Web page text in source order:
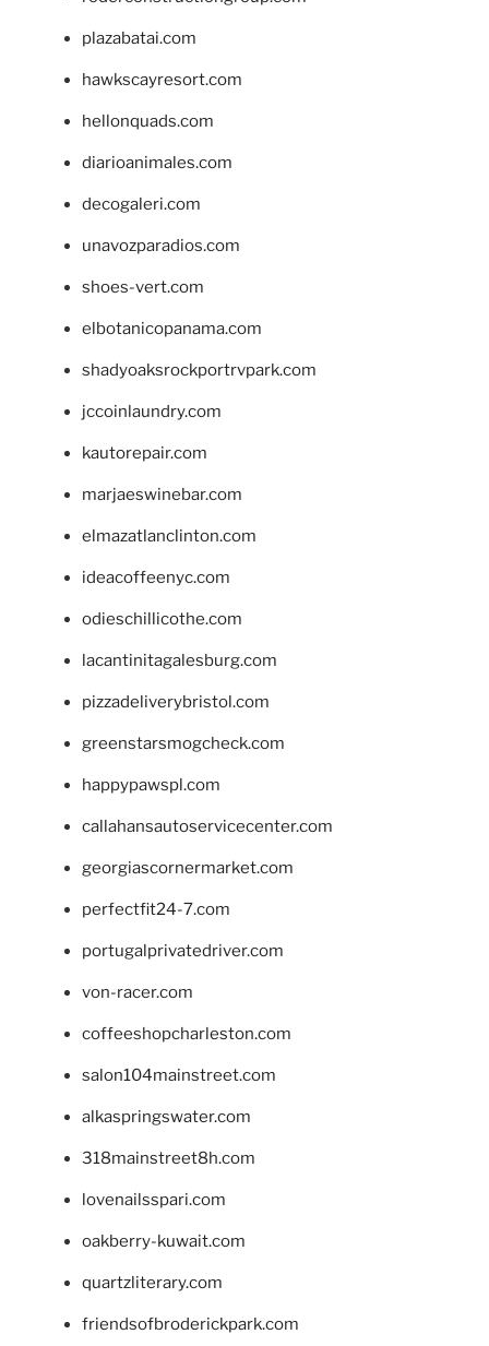
plazabatai.com
hawkscayresort.com
hellonquads.com
diarioanimales.com
decogaleri.com
unavozparadios.com
shoes-vert.com
elbotanicopanama.com
shadyoaksrockportrvpark.com
jccoinlaundry.com
kautorepair.com
marjaeswinebar.com
elmazatlanclinton.com
ideacoffeenyc.com
odieschillicothe.com
lacantinitagalesburg.com
pizzadeliverybristol.com
greenstarsmogcheck.com
happypawspl.com
callahansautoservicecenter.com
georgiascornermarket.com
perfectfit24-7.com
portugalprivatedriver.com
von-racer.com
coffeeshopcharleston.com
salon104mainstreet.com
alkaspringswater.com
318mainstreet8h.com
lovenailsspari.com
oakberry-kuwait.com
quartzliterary.com
friendsofbroderickpark.com